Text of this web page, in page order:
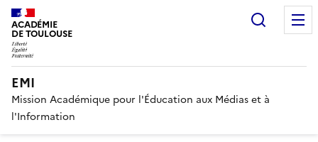
ACADÉMIE
DE TOULOUSE
EMI
Mission Académique pour l'Éducation aux Médias et à
l'Information